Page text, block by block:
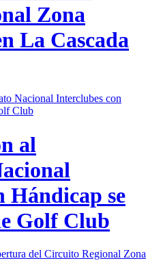
Zona
La Cascada
al
Hándicap se
Golf Club